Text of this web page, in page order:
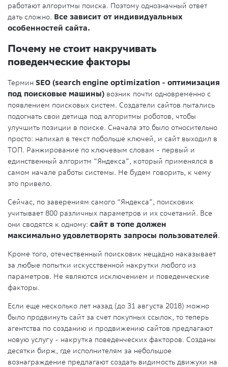
работают алгоритмы поиска. Поэтому однозначный ответ
дать сложно. Все зависит от индивидуальных
особенностей сайта.
Почему не стоит накручивать
поведенческие факторы
Термин SEO (search engine optimization - оптимизация
под поисковые машины) возник почти одновременно с
появлением поисковых систем. Создатели сайтов пытались
подогнать свои детища под алгоритмы роботов, чтобы
улучшить позиции в поиске. Сначала это было относительно
просто: напихал в текст побольше ключей, и сайт выходил в
ТОП. Ранжирование по ключевым словам - первый и
единственный алгоритм “Яндекса”, который применялся в
самом начале работы системы. Не будем говорить, к чему
это привело.
Сейчас, по заверениям самого “Яндекса”, поисковик
учитывает 800 различных параметров и их сочетаний. Все
они сводятся к одному: сайт в топе должен
максимально удовлетворять запросы пользователей.
Кроме того, отечественный поисковик нещадно наказывает
за любые попытки искусственной накрутки любого из
параметров. Не являются исключением и поведенческие
факторы.
Если еще несколько лет назад (до 31 августа 2018) можно
было продвинуть сайт за счет покупных ссылок, то теперь
агентства по созданию и продвижению сайтов предлагают
новую услугу - накрутка поведенческих факторов. Созданы
десятки бирж, где исполнителям за небольшое
вознаграждение предлагают создать видимость движухи на